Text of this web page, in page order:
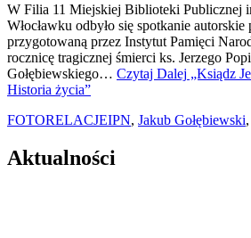
W Filia 11 Miejskiej Biblioteki Publicznej
Włocławku odbyło się spotkanie
przygotowaną przez Instytut Pamięci
rocznicę tragicznej śmierci ks. Jerzego
Gołębiewskiego… Czytaj Dalej „Ksiądz
Historia życia”
FOTORELACJEIPN, Jakub Gołębiewski,
Aktualności